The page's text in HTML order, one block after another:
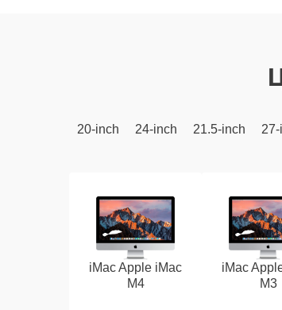
20-inch
24-inch 21.5-inch
iMac Apple iMac
M4
iMac
M3